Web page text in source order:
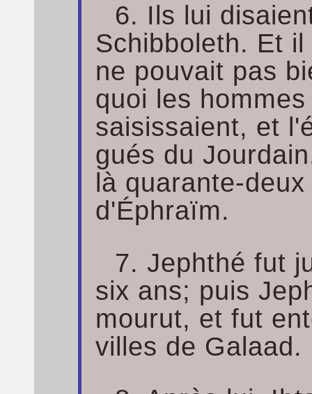
6. Ils lui
Schibboleth. Et
ne pouvait pas
quoi les
saisissaient, et
gués du
là quarante-
d'Éphraïm.
7. Jephthé fut
six ans; puis
mourut, et fut
villes de Galaad.